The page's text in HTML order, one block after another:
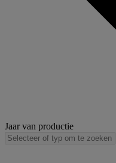
Jaar van productie